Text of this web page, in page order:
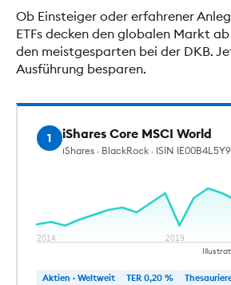
Ob Einsteiger oder erfahrener
ETFs decken den globalen Markt
den meistgesparten bei der DKB.
Ausführung besparen.
1 iShares Core MSCI World
iShares · BlackRock · ISIN
2014 2019
Aktien · Weltweit TER 0,20 %